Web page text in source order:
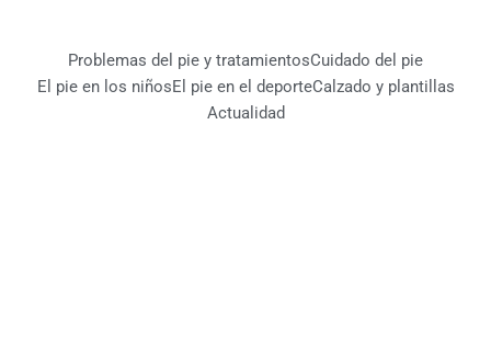
Problemas del pie y tratamientosCuidado del pie
El pie en los niñosEl pie en el deporteCalzado y plantillas
Actualidad